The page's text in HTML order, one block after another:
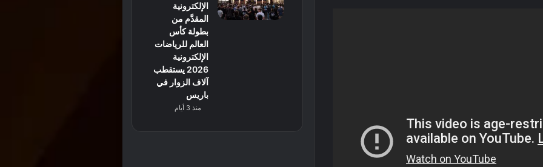
الإلكترونية
المقدَّم من
بطولة كأس
العالم للرياضات
الإلكترونية
2026 يستقطب
آلاف الزوار في
باريس
منذ 3 أيام